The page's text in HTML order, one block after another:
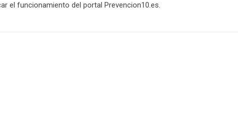
el funcionamiento del portal Prevencion10.es.